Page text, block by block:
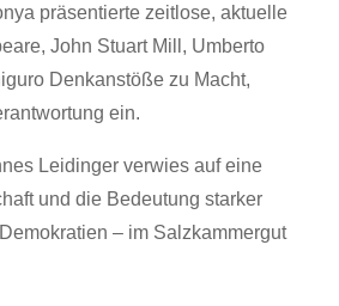
präsentierte zeitlose, aktuelle
John Stuart Mill, Umberto
Denkanstöße zu Macht,
ein.
Leidinger verwies auf eine
und die Bedeutung starker
– im Salzkammergut